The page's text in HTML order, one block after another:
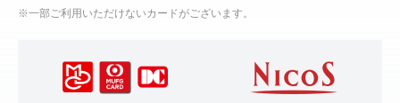
※一部ご利用いただけないカードがございます。